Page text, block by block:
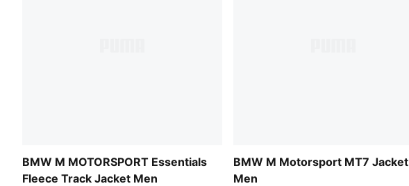
BMW M MOTORSPORT Essentials
Fleece Track Jacket Men
BMW M Motorsport MT7 Jacket
Men